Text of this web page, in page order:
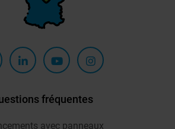
fréquentes
avec panneaux